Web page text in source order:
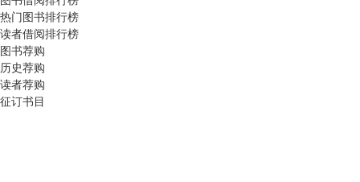
热门图书排行榜
读者借阅排行榜
图书荐购
历史荐购
读者荐购
征订书目